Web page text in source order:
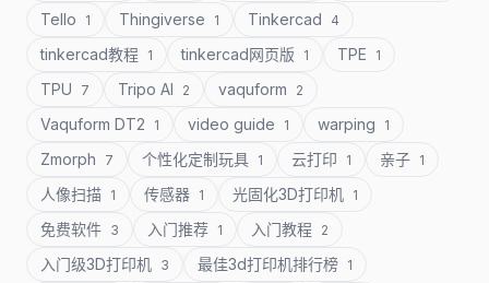
Tello 1 Thingiverse 1 Tinkercad 4
tinkercad教程 1 tinkercad网页版 1 TPE 1
TPU 7 Tripo AI 2 vaquform 2
Vaquform DT2 1 video guide 1 warping 1
Zmorph 7 个性化定制玩具 1 云打印 1 亲子 1
人像扫描 1 传感器 1 光固化3D打印机 1
免费软件 3 入门推荐 1 入门教程 2
入门级3D打印机 3 最佳3d打印机排行榜 1